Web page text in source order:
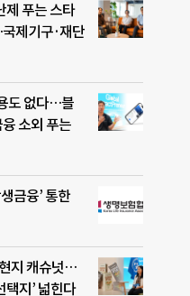
제 푸는 스타
제기구·재단
도 없다…블
소외 푸는
금융’ 통한
지 캐슈넛…
택지’ 넓힌다